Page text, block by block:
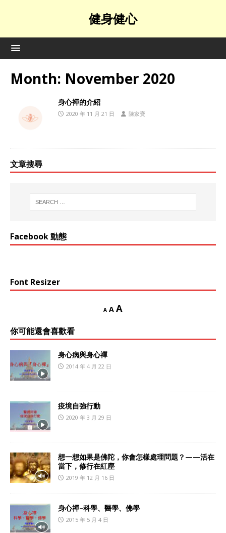
健身健心
Month: November 2020
身心襌的介紹
2020 年 11 月 21 日 陳家寶
文章搜尋
Facebook 動態
Font Resizer
A A A
你可能還會喜歡看
身心病與身心禪
2014 年 4 月 22 日
疫境自強行動
2020 年 3 月 29 日
想一想如果是佛陀，你會怎樣處理問題？——活在
當下，修行在紅塵
2019 年 12 月 16 日
身心禪–科學、醫學、佛學
2015 年 5 月 4 日